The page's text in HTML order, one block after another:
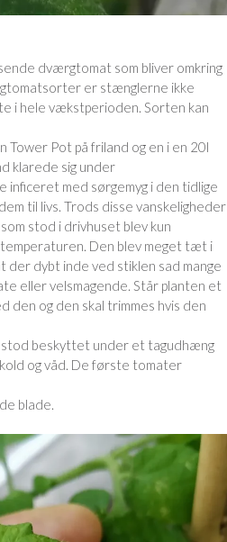
dværgtomat som bliver omkring
er stænglerne ikke
i hele vækstperioden. Sorten kan
Tower Pot på friland og en i en 20l
klarede sig under
med sørgemyg i den tidlige
til livs. Trods disse vanskeligheder
stod i drivhuset blev kun
Den blev meget tæt i
dybt inde ved stiklen sad mange
eller velsmagende. Står planten et
den og den skal trimmes hvis den
beskyttet under et tagudhæng
og våd. De første tomater
blade.